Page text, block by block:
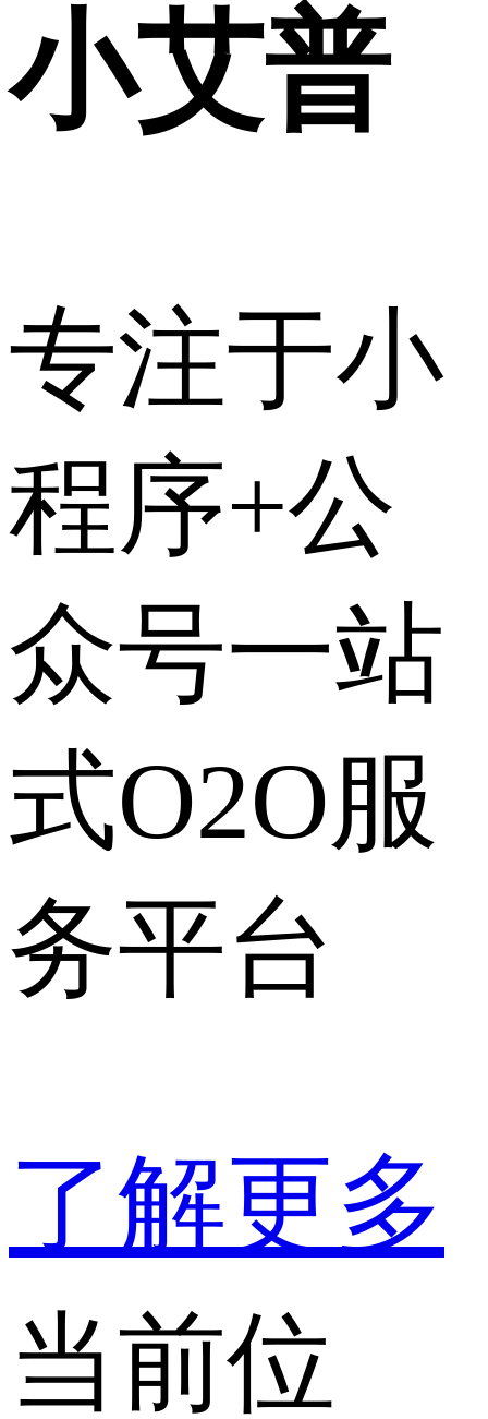
小艾普
专注于小
程序+公
众号一站
式O2O服
务平台
了解更多
当前位